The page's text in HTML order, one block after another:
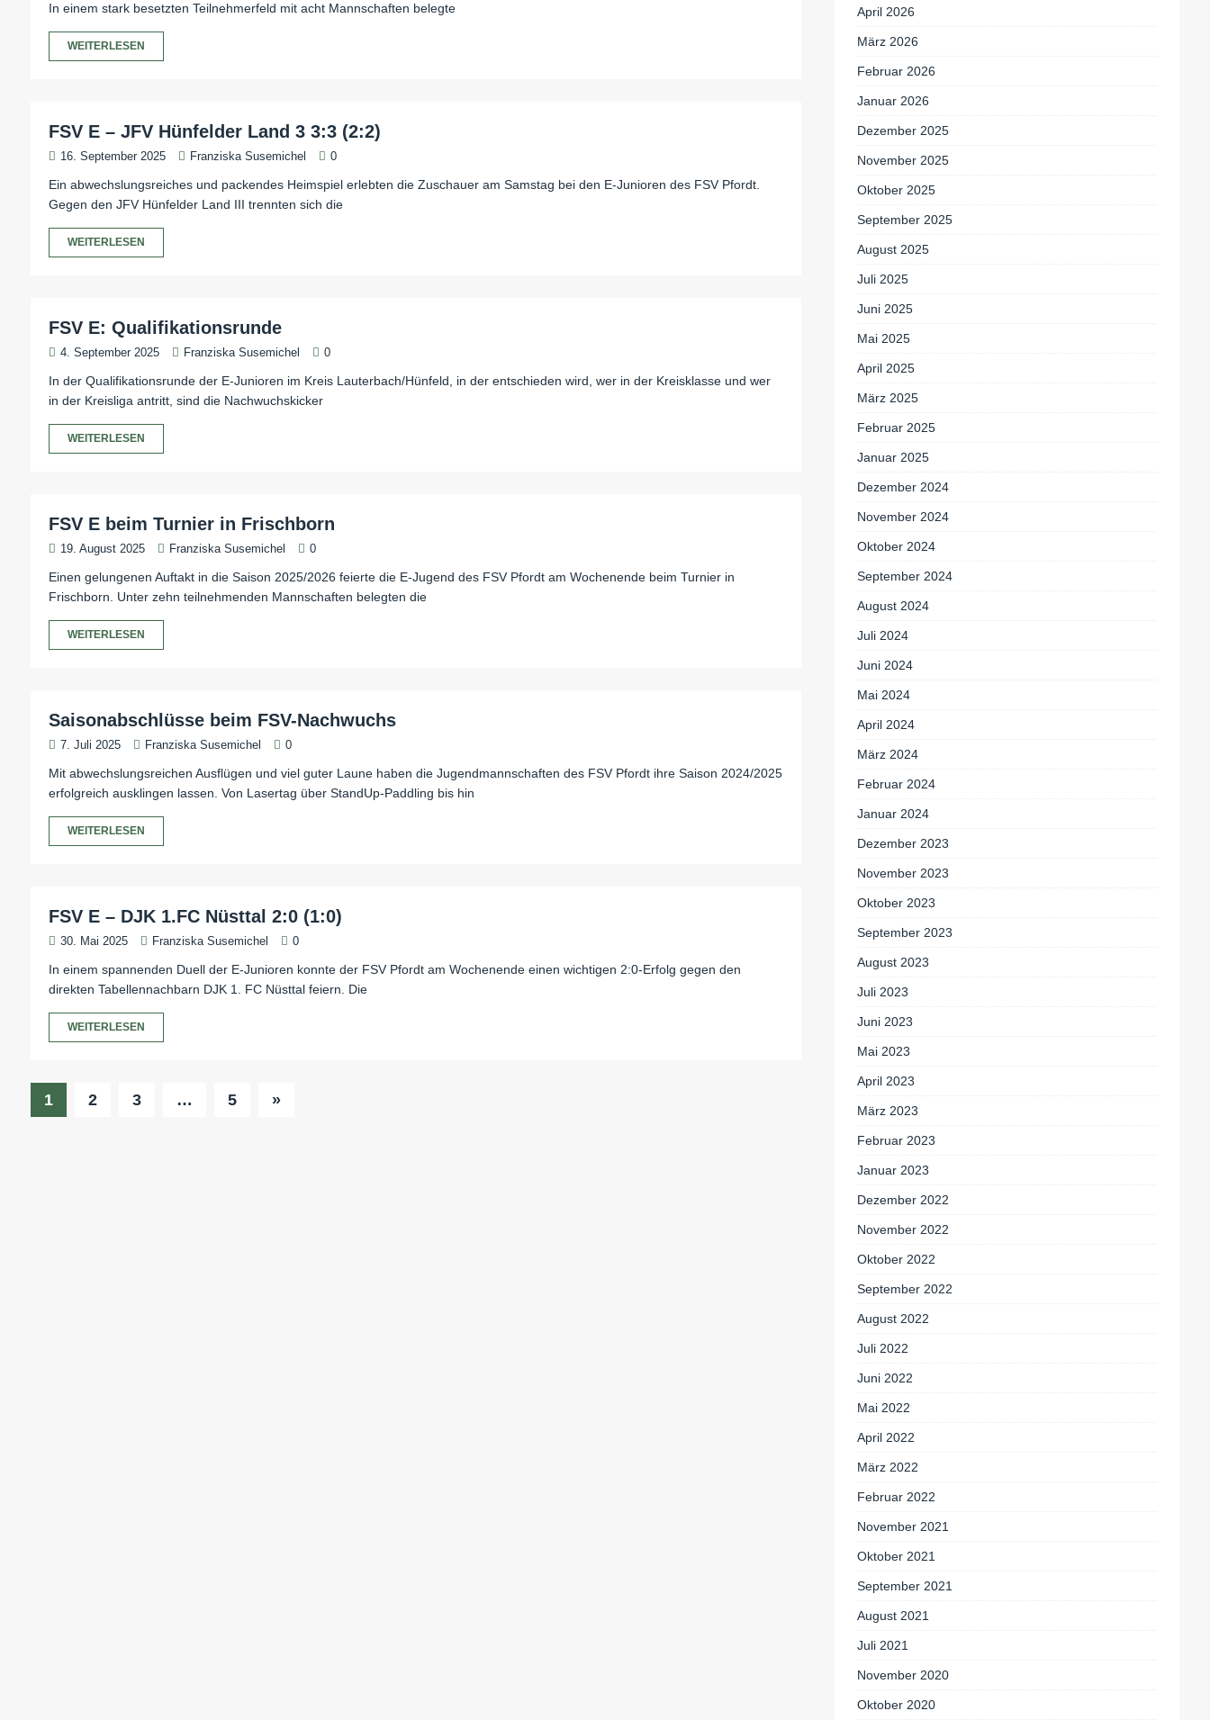
In einem stark besetzten Teilnehmerfeld mit acht Mannschaften belegte
WEITERLESEN
FSV E – JFV Hünfelder Land 3 3:3 (2:2)
16. September 2025 Franziska Susemichel 0
Ein abwechslungsreiches und packendes Heimspiel erlebten die Zuschauer am Samstag bei den E-Junioren des FSV Pfordt.
Gegen den JFV Hünfelder Land III trennten sich die
WEITERLESEN
FSV E: Qualifikationsrunde
4. September 2025 Franziska Susemichel 0
In der Qualifikationsrunde der E-Junioren im Kreis Lauterbach/Hünfeld, in der entschieden wird, wer in der Kreisklasse und wer
in der Kreisliga antritt, sind die Nachwuchskicker
WEITERLESEN
FSV E beim Turnier in Frischborn
19. August 2025 Franziska Susemichel 0
Einen gelungenen Auftakt in die Saison 2025/2026 feierte die E-Jugend des FSV Pfordt am Wochenende beim Turnier in
Frischborn. Unter zehn teilnehmenden Mannschaften belegten die
WEITERLESEN
Saisonabschlüsse beim FSV-Nachwuchs
7. Juli 2025 Franziska Susemichel 0
Mit abwechslungsreichen Ausflügen und viel guter Laune haben die Jugendmannschaften des FSV Pfordt ihre Saison 2024/2025
erfolgreich ausklingen lassen. Von Lasertag über StandUp-Paddling bis hin
WEITERLESEN
FSV E – DJK 1.FC Nüsttal 2:0 (1:0)
30. Mai 2025 Franziska Susemichel 0
In einem spannenden Duell der E-Junioren konnte der FSV Pfordt am Wochenende einen wichtigen 2:0-Erfolg gegen den
direkten Tabellennachbarn DJK 1. FC Nüsttal feiern. Die
WEITERLESEN
1 2 3 … 5 »
April 2026
März 2026
Februar 2026
Januar 2026
Dezember 2025
November 2025
Oktober 2025
September 2025
August 2025
Juli 2025
Juni 2025
Mai 2025
April 2025
März 2025
Februar 2025
Januar 2025
Dezember 2024
November 2024
Oktober 2024
September 2024
August 2024
Juli 2024
Juni 2024
Mai 2024
April 2024
März 2024
Februar 2024
Januar 2024
Dezember 2023
November 2023
Oktober 2023
September 2023
August 2023
Juli 2023
Juni 2023
Mai 2023
April 2023
März 2023
Februar 2023
Januar 2023
Dezember 2022
November 2022
Oktober 2022
September 2022
August 2022
Juli 2022
Juni 2022
Mai 2022
April 2022
März 2022
Februar 2022
November 2021
Oktober 2021
September 2021
August 2021
Juli 2021
November 2020
Oktober 2020